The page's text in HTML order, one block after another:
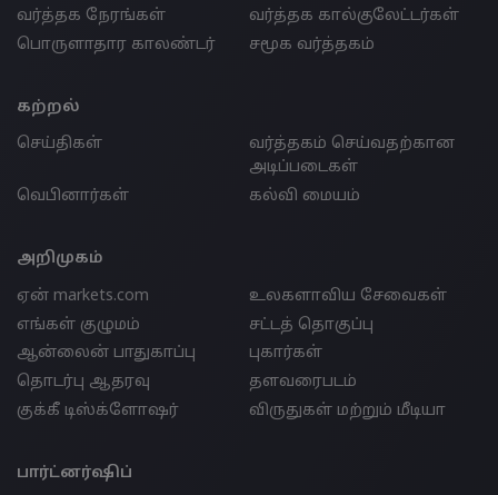
வர்த்தக நேரங்கள்
வர்த்தக கால்குலேட்டர்கள்
பொருளாதார காலண்டர்
சமூக வர்த்தகம்
கற்றல்
செய்திகள்
வர்த்தகம் செய்வதற்கான
அடிப்படைகள்
வெபினார்கள்
கல்வி மையம்
அறிமுகம்
ஏன் markets.com
உலகளாவிய சேவைகள்
எங்கள் குழுமம்
சட்டத் தொகுப்பு
ஆன்லைன் பாதுகாப்பு
புகார்கள்
தொடர்பு ஆதரவு
தளவரைபடம்
குக்கீ டிஸ்க்ளோஷர்
விருதுகள் மற்றும் மீடியா
பார்ட்னர்ஷிப்